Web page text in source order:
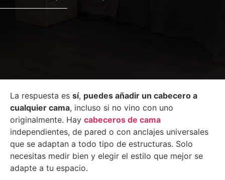
La respuesta es sí, puedes añadir un cabecero a
cualquier cama, incluso si no vino con uno
originalmente. Hay cabeceros de cama
independientes, de pared o con anclajes universales
que se adaptan a todo tipo de estructuras. Solo
necesitas medir bien y elegir el estilo que mejor se
adapte a tu espacio.